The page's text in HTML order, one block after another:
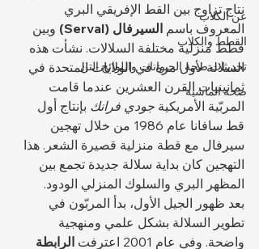
عن الكلاب
القطط والكلاب
تحديثات صحة الحيوانات واللوائح التن
صحة الماشية
نتاج تزاوج بين القط الإفريقي البري
المعروف باسم السيرفال (Serval)
وبين
قطط منزلية مختلفة السلالات. نشأت هذه
السلالة لأول مرة في الولايات المتحدة في
ثمانينيات القرن العشرين عندما قامت
المربّية الأمريكية جودي فرانك بإنتاج أول
قط سافانا عام 1986 من خلال تهجين
سيرفال مع قطة منزلية قصيرة الشعر. هذا
التهجين كان بداية سلالة جديدة تجمع بين
المظهر البري والسلوك المنزلي الودود.
بعد ظهور الجيل الأول، بدأ المربّون في
تطوير السلالة بشكل علمي ومنهجية
واضحة. وفي عام 2001 اعترفت
الرابطة